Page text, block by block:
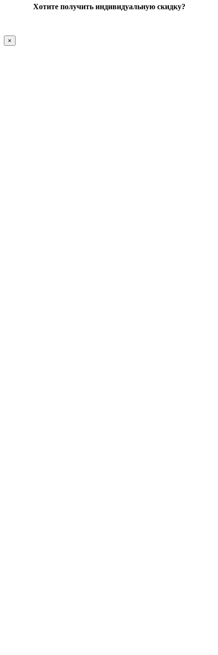
Хотите получить индивидуальную скидку?
×